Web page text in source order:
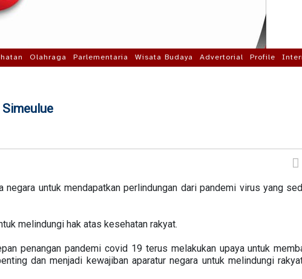
Olahraga Parlementaria Wisata Budaya Advertorial Profile
negara untuk mendapatkan perlindungan dari pandemi virus yang
melindungi hak atas kesehatan rakyat.
penangan pandemi covid 19 terus melakukan upaya untuk
dan menjadi kewajiban aparatur negara untuk melindungi